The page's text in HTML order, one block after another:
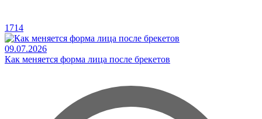
1714
09.07.2026
Как меняется форма лица после брекетов